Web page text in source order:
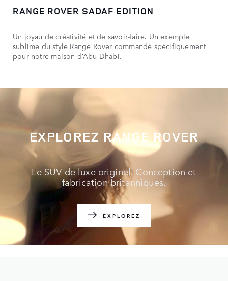
RANGE ROVER SADAF EDITION
Un joyau de créativité et de savoir-faire. Un exemple
sublime du style Range Rover commandé spécifiquement
pour notre maison d’Abu Dhabi.
EXPLOREZ RANGE ROVER
Le SUV de luxe originel. Conception et
fabrication britanniques.
EXPLOREZ